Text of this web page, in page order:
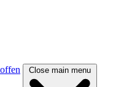
Close main menu